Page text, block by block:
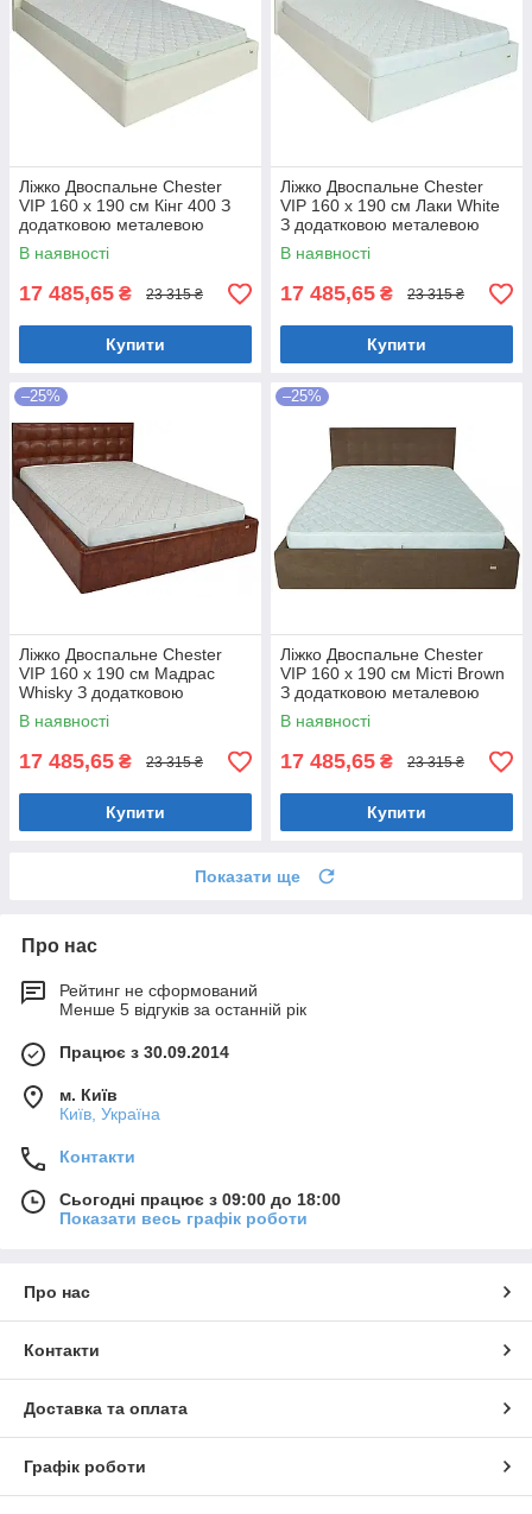
Ліжко Двоспальне Chester
VIP 160 х 190 см Кінг 400 З
додатковою металевою
цільнозварною рамою C1
Білий
В наявності
17 485,65 ₴ 23 315 ₴
Купити
Ліжко Двоспальне Chester
VIP 160 х 190 см Лаки White
З додатковою металевою
цільнозварною рамою Білий
В наявності
17 485,65 ₴ 23 315 ₴
Купити
–25%
Ліжко Двоспальне Chester
VIP 160 х 190 см Мадрас
Whisky З додатковою
металевою цільнозварною
рамою Коричневий
В наявності
17 485,65 ₴ 23 315 ₴
Купити
–25%
Ліжко Двоспальне Chester
VIP 160 х 190 см Місті Brown
З додатковою металевою
цільнозварною рамою
Коричневий
В наявності
17 485,65 ₴ 23 315 ₴
Купити
Показати ще
Про нас
Рейтинг не сформований
Менше 5 відгуків за останній рік
Працює з 30.09.2014
м. Київ
Київ, Україна
Контакти
Сьогодні працює з 09:00 до 18:00
Показати весь графік роботи
Про нас
Контакти
Доставка та оплата
Графік роботи